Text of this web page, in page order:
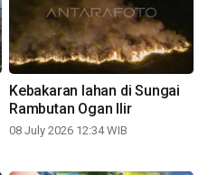
Kebakaran lahan di Sungai
Rambutan Ogan Ilir
08 July 2026 12:34 WIB